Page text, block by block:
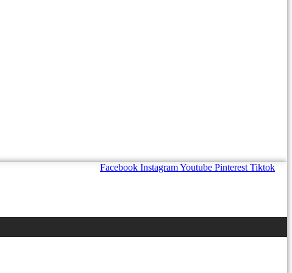
Facebook InstagramYoutube Pinterest Tiktok